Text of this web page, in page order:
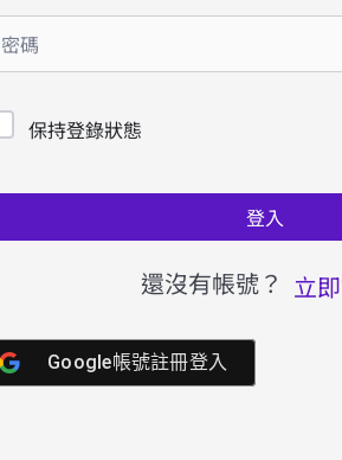
保持登錄狀態
登入
還沒有帳號？ 立
Google帳號註冊登入